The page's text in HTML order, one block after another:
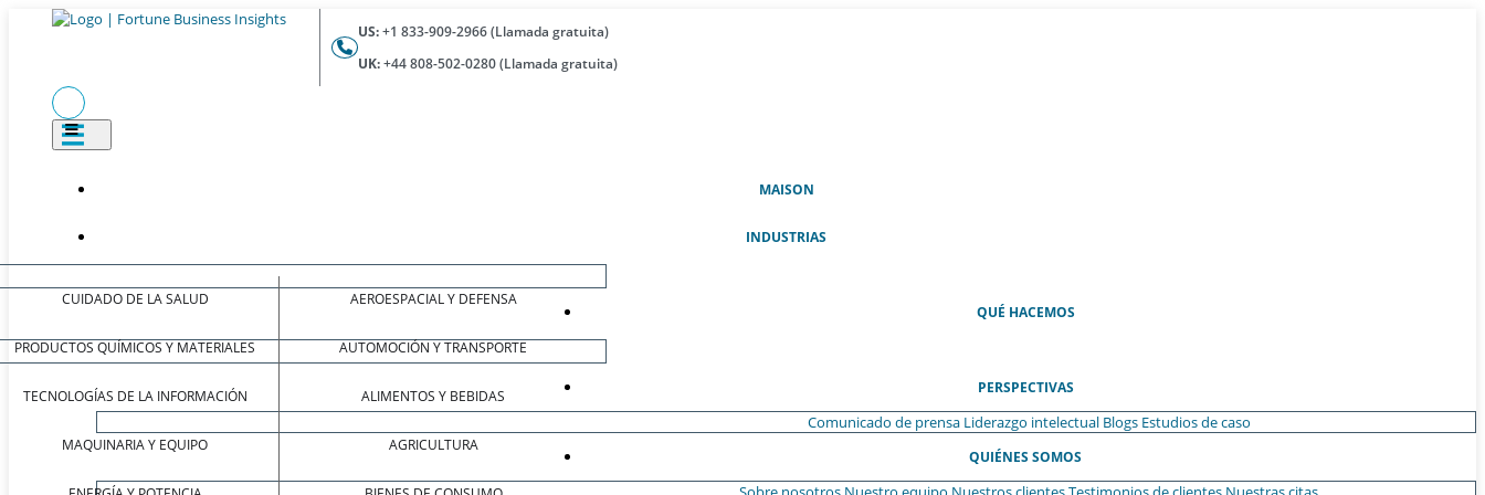
US:+1 833-909-2966 (Llamada gratuita)
UK:+44 808-502-0280 (Llamada gratuita)
MAISON(ACTUAL)
INDUSTRIAS
CUIDADO DE LA SALUD
PRODUCTOS QUÍMICOS Y MATERIALES
TECNOLOGÍAS DE LA INFORMACIÓN
MAQUINARIA Y EQUIPO
AEROESPACIAL Y DEFENSA
AUTOMOCIÓN Y TRANSPORTE
ALIMENTOS Y BEBIDAS
AGRICULTURA
QUÉ HACEMOS
PERSPECTIVAS
Comunicado de prensa Liderazgo intelectual Blogs Estudios de caso
QUIÉNES SOMOS